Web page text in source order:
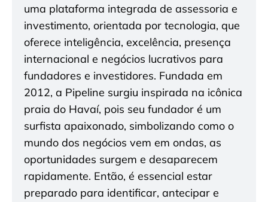
uma plataforma integrada de assessoria e
investimento, orientada por tecnologia, que
oferece inteligência, excelência, presença
internacional e negócios lucrativos para
fundadores e investidores. Fundada em
2012, a Pipeline surgiu inspirada na icônica
praia do Havaí, pois seu fundador é um
surfista apaixonado, simbolizando como o
mundo dos negócios vem em ondas, as
oportunidades surgem e desaparecem
rapidamente. Então, é essencial estar
preparado para identificar, antecipar e